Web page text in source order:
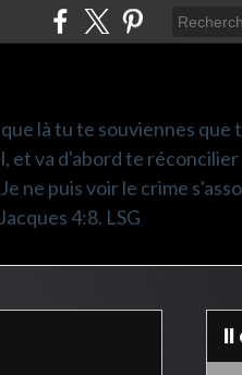
là tu te souviennes que
va d'abord te
puis voir le crime
4:8. LSG